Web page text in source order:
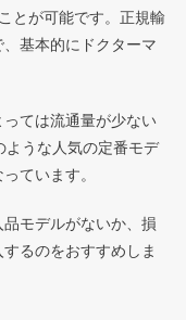
とが可能です。正規輸
基本的にドクターマ
ては流通量が少ない
ような人気の定番モデ
ています。
モデルがないか、損
るのをおすすめしま